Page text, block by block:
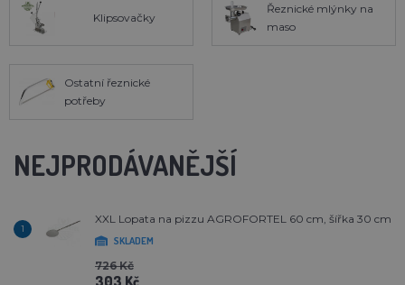
Klipsovačky
Řeznické mlýnky na
maso
Ostatní řeznické
potřeby
NEJPRODÁVANĚJŠÍ
1
XXL Lopata na pizzu AGROFORTEL 60 cm, šířka 30 cm
SKLADEM
726 Kč
303 Kč